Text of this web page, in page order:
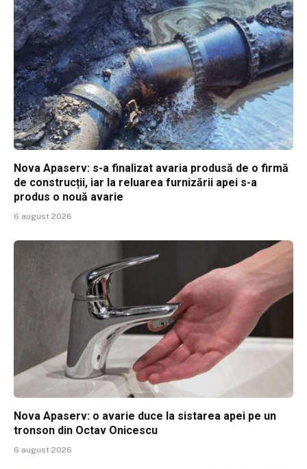
Nova Apaserv: s-a finalizat avaria produsă de o firmă
de construcții, iar la reluarea furnizării apei s-a
produs o nouă avarie
6 august 2026
Nova Apaserv: o avarie duce la sistarea apei pe un
tronson din Octav Onicescu
6 august 2026